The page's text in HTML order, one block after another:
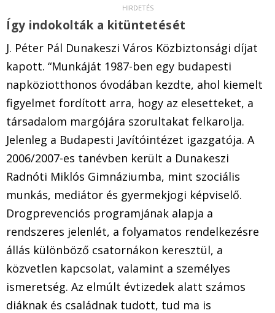
Így indokolták a kitüntetését
J. Péter Pál Dunakeszi Város Közbiztonsági díjat
kapott. “Munkáját 1987-ben egy budapesti
napköziotthonos óvodában kezdte, ahol kiemelt
figyelmet fordított arra, hogy az elesetteket, a
társadalom margójára szorultakat felkarolja.
Jelenleg a Budapesti Javítóintézet igazgatója. A
2006/2007-es tanévben került a Dunakeszi
Radnóti Miklós Gimnáziumba, mint szociális
munkás, mediátor és gyermekjogi képviselő.
Drogprevenciós programjának alapja a
rendszeres jelenlét, a folyamatos rendelkezésre
állás különböző csatornákon keresztül, a
közvetlen kapcsolat, valamint a személyes
ismeretség. Az elmúlt évtizedek alatt számos
diáknak és családnak tudott, tud ma is